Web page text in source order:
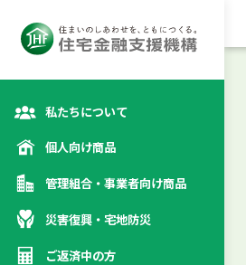
私たちについて
カテゴリトップ
個人向け商品
カテゴリトップ
管理組合・事業者向け商品
商品 カテゴリトップ
災害復興・宅地防災
カテゴリトップ
ご返済中の方